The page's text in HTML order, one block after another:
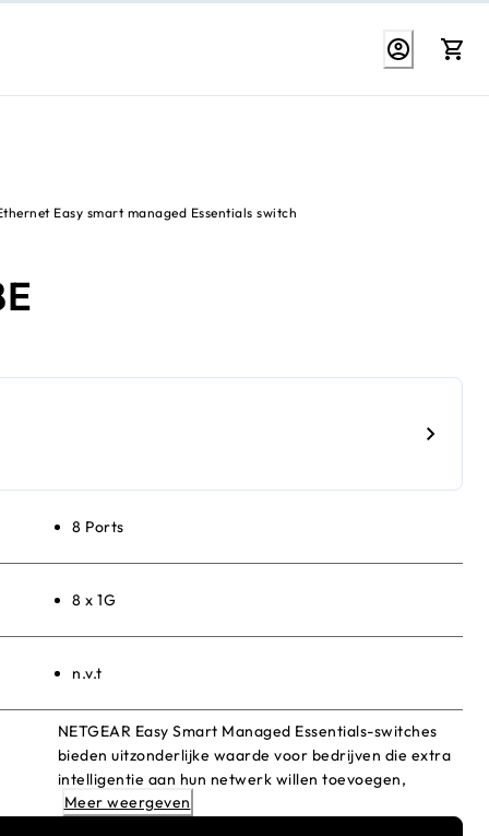
Easy smart managed Essentials switch
8 Ports
8 x 1G
n.v.t
NETGEAR Easy Smart Managed Essentials-switches
bieden uitzonderlijke waarde voor bedrijven die extra
intelligentie aan hun netwerk willen toevoegen,
verdergaand dan wat unmanaged switches kunnen
Meer weergeven